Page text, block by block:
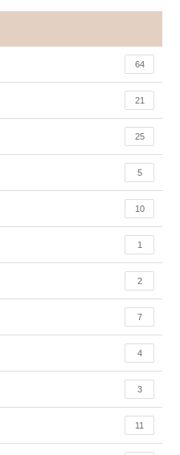
64
21
25
5
10
1
2
7
4
3
11